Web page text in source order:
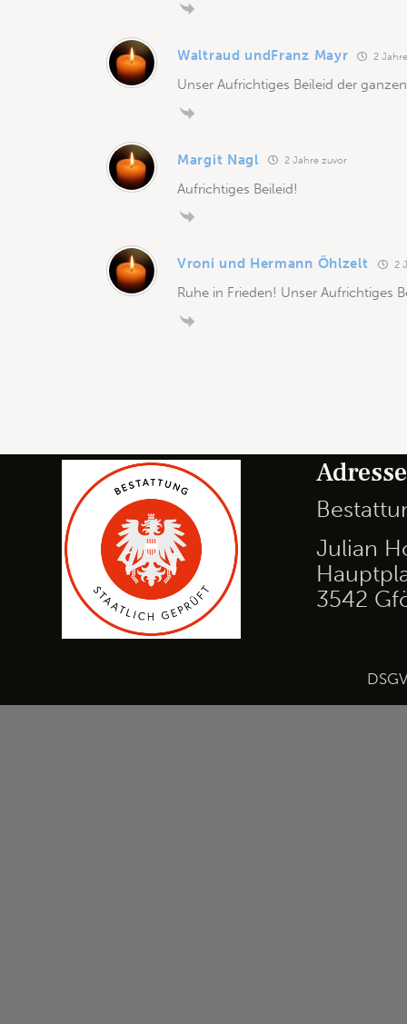
Waltraud undFranz Mayr 2
Unser Aufrichtiges Beileid der
Margit Nagl 2 Jahre zuvor
Aufrichtiges Beileid!
Vroni und Hermann Öhlzelt 2
Ruhe in Frieden! Unser Aufrichtiges
Adresse
Julian
3542